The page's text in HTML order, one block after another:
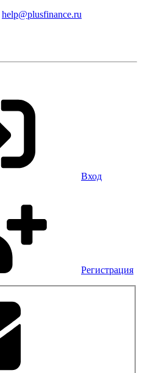
help@plusfinance.ru
Вход
Регистрация